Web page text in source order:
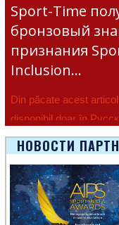
Sport-Time
бронзовый
признания
Inclusion…
Din păcate acest
disponibil doar în
НОВОСТИ